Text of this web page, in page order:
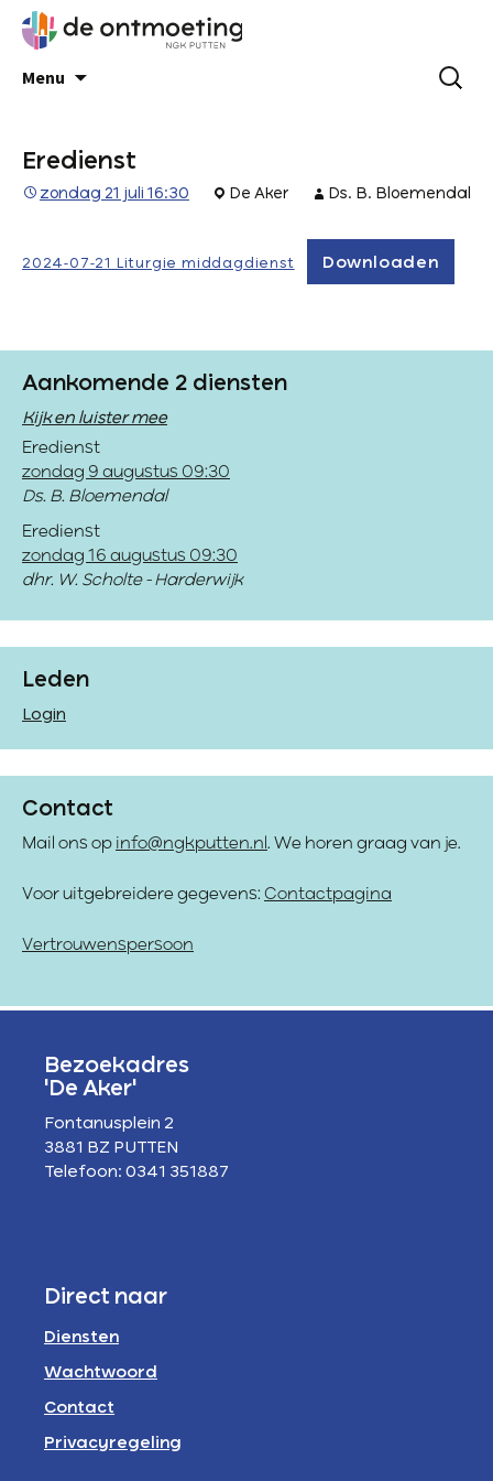
Menu
Eredienst
zondag 21 juli 16:30 De Aker Ds. B. Bloemendal
2024-07-21 Liturgie middagdienst Downloaden
Aankomende 2 diensten
Kijk en luister mee
Eredienst
zondag 9 augustus 09:30
Ds. B. Bloemendal
Eredienst
zondag 16 augustus 09:30
dhr. W. Scholte - Harderwijk
Leden
Login
Contact
Mail ons op info@ngkputten.nl . We horen graag van je.
Voor uitgebreidere gegevens: Contactpagina
Vertrouwenspersoon
Bezoekadres
'De Aker'
Fontanusplein 2
3881 BZ PUTTEN
Telefoon: 0341 351887
Direct naar
Diensten
Wachtwoord
Contact
Privacyregeling